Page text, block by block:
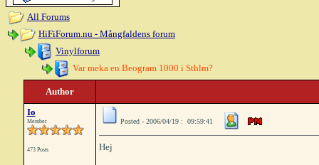
All Forums
HiFiForum.nu - Mångfaldens forum
Vinylforum
Var meka en Beogram 1000 i Sthlm?
Author
Io
Member
473 Posts
Posted - 2006/04/19 : 09:59:41
Hej